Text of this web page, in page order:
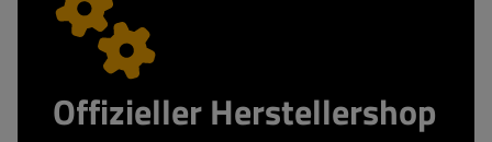
Offizieller Herstellershop